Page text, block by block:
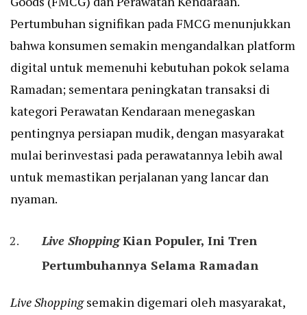
Pertumbuhan signifikan pada FMCG menunjukkan
bahwa konsumen semakin mengandalkan platform
digital untuk memenuhi kebutuhan pokok selama
Ramadan; sementara peningkatan transaksi di
kategori Perawatan Kendaraan menegaskan
pentingnya persiapan mudik, dengan masyarakat
mulai berinvestasi pada perawatannya lebih awal
untuk memastikan perjalanan yang lancar dan
nyaman.
Live ShoppingKian Populer, Ini Tren
Pertumbuhannya Selama Ramadan
Live Shoppingsemakin digemari oleh masyarakat,